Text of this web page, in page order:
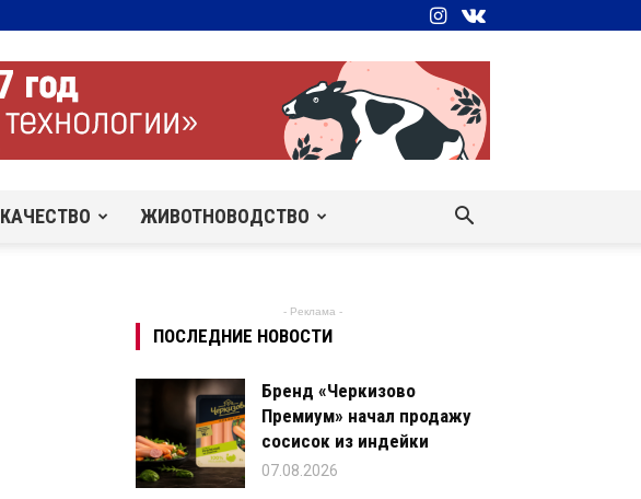
КАЧЕСТВО ЖИВОТНОВОДСТВО
- Реклама -
ПОСЛЕДНИЕ НОВОСТИ
Бренд «Черкизово
Премиум» начал продажу
сосисок из индейки
07.08.2026